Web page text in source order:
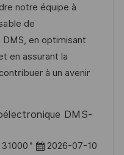
e
D
a
t
e
g
o
r
y
notre équipe à
de
en optimisant
en assurant la
à un avenir
DMS-
P 2026-07-10